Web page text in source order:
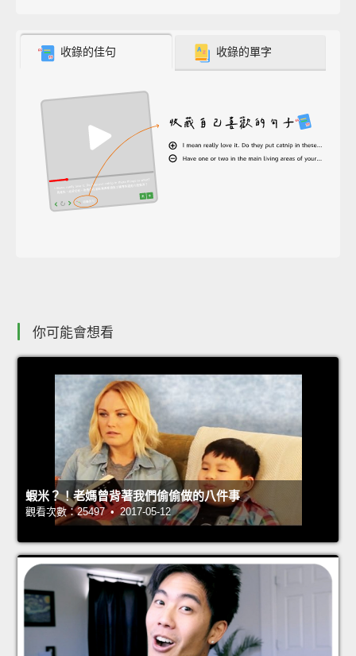
收錄的佳句 收錄的單字
你可能會想看
蝦米？！老媽曾背著我們偷偷做的八件事
觀看次數：25497 • 2017-05-12